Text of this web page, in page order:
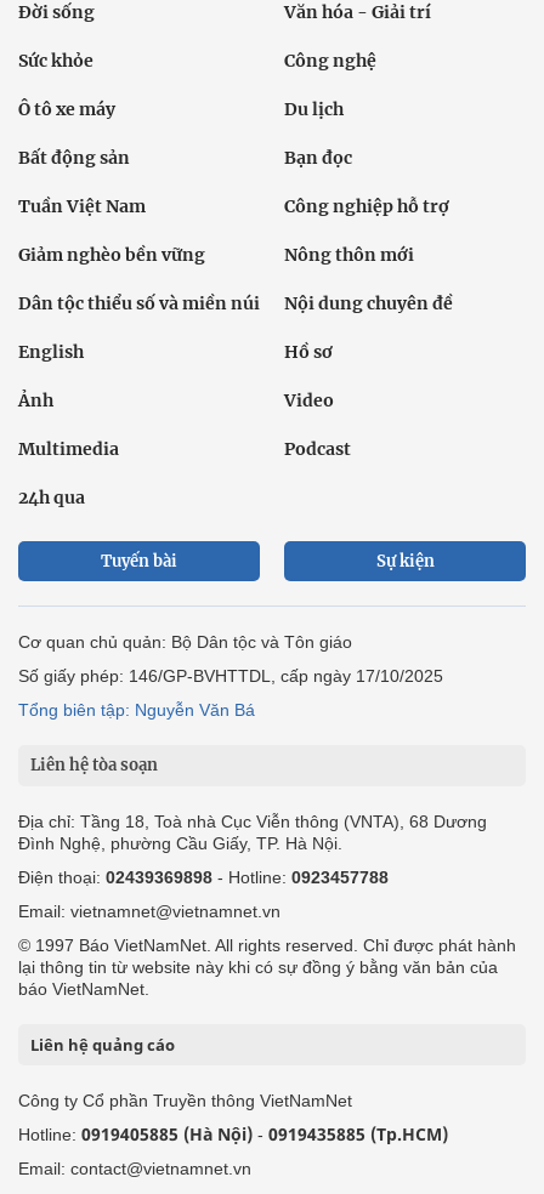
Đời sống Văn hóa - Giải trí
Sức khỏe Công nghệ
Ô tô xe máy Du lịch
Bất động sản Bạn đọc
Tuần Việt Nam Công nghiệp hỗ trợ
Giảm nghèo bền vững Nông thôn mới
Dân tộc thiểu số và miền núi Nội dung chuyên đề
English Hồ sơ
Ảnh Video
Multimedia Podcast
24h qua
Tuyến bài Sự kiện
Cơ quan chủ quản: Bộ Dân tộc và Tôn giáo
Số giấy phép: 146/GP-BVHTTDL, cấp ngày 17/10/2025
Tổng biên tập: Nguyễn Văn Bá
Liên hệ tòa soạn
Địa chỉ: Tầng 18, Toà nhà Cục Viễn thông (VNTA), 68 Dương
Đình Nghệ, phường Cầu Giấy, TP. Hà Nội.
Điện thoại: 02439369898 - Hotline: 0923457788
Email: vietnamnet@vietnamnet.vn
© 1997 Báo VietNamNet. All rights reserved. Chỉ được phát hành
lại thông tin từ website này khi có sự đồng ý bằng văn bản của
báo VietNamNet.
Liên hệ quảng cáo
Công ty Cổ phần Truyền thông VietNamNet
Hotline: 0919405885 (Hà Nội) - 0919435885 (Tp.HCM)
Email: contact@vietnamnet.vn